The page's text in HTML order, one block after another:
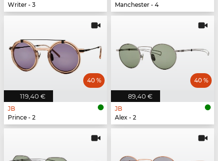
Writer - 3
Manchester - 4
119,40 €
40 %
JB
Prince - 2
89,40 €
40 %
JB
Alex - 2